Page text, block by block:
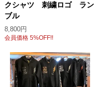
クシャツ 刺繍ロゴ ラン
ブル
8,800円
会員価格 5%OFF!!